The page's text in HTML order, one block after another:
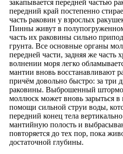
закапывается передней частью
передний край постепенно
часть раковин у взрослых
Пинны живут в
часть их раковины сильно
грунта. Все основные органы
передней части, задняя же часть
волнении моря легко
мантии вновь восстанавливают
причём довольно быстро: за три
раковины. Выброшенный
моллюск может вновь зарыться в
помощи сильной струи воды,
передний конец тела
мантийную полость и
повторяется до тех пор, пока
достаточной глубины.